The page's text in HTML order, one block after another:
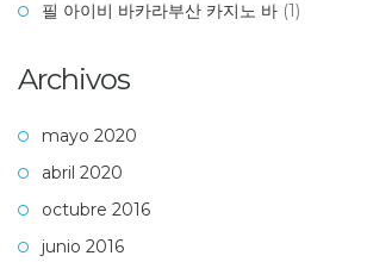
필 아이비 바카라부산 카지노 바 (1)
Archivos
mayo 2020
abril 2020
octubre 2016
junio 2016